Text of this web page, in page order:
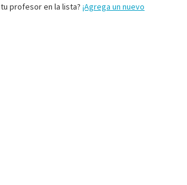
profesor en la lista? ¡Agrega un nuevo